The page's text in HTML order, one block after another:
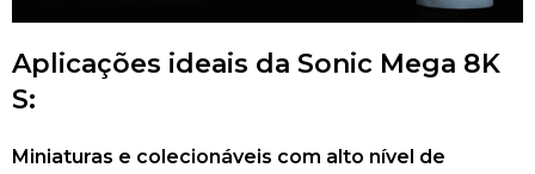
Aplicações ideais da Sonic Mega 8K
S:
Miniaturas e colecionáveis com alto nível de